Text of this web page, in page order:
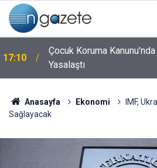
17:10
Çocuk Koruma
Yasalaştı
Anasayfa Ekonomi
IMF,
Sağlayacak